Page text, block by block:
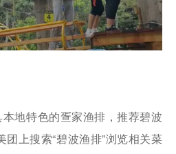
地特色的疍家渔排，推荐碧波
上搜索“碧波渔排”浏览相关菜